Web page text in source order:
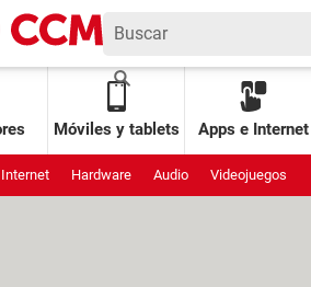
Móviles y tablets Apps e Internet
Internet Hardware Audio Videojuegos